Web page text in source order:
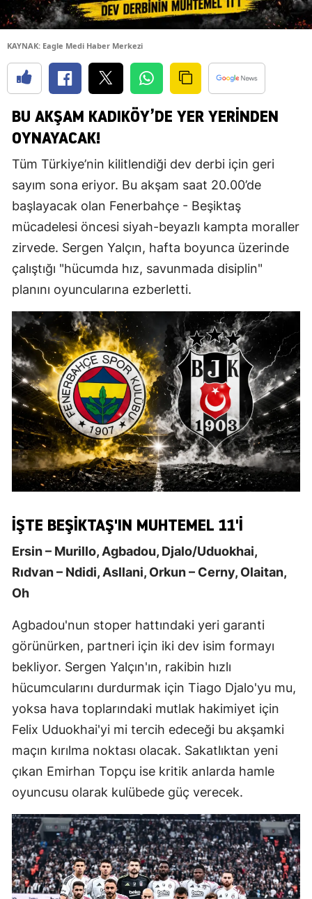
KAYNAK: Eagle Medi Haber Merkezi
BU AKŞAM KADIKÖY’DE YER YERİNDEN
OYNAYACAK!
Tüm Türkiye’nin kilitlendiği dev derbi için geri
sayım sona eriyor. Bu akşam saat 20.00’de
başlayacak olan Fenerbahçe - Beşiktaş
mücadelesi öncesi siyah-beyazlı kampta moraller
zirvede. Sergen Yalçın, hafta boyunca üzerinde
çalıştığı "hücumda hız, savunmada disiplin"
planını oyuncularına ezberletti.
İŞTE BEŞİKTAŞ'IN MUHTEMEL 11'İ
Ersin – Murillo, Agbadou, Djalo/Uduokhai,
Rıdvan – Ndidi, Asllani, Orkun – Cerny, Olaitan,
Oh
Agbadou'nun stoper hattındaki yeri garanti
görünürken, partneri için iki dev isim formayı
bekliyor. Sergen Yalçın'ın, rakibin hızlı
hücumcularını durdurmak için Tiago Djalo'yu mu,
yoksa hava toplarındaki mutlak hakimiyet için
Felix Uduokhai'yi mi tercih edeceği bu akşamki
maçın kırılma noktası olacak. Sakatlıktan yeni
çıkan Emirhan Topçu ise kritik anlarda hamle
oyuncusu olarak kulübede güç verecek.